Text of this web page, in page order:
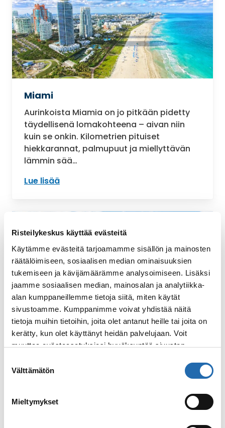
Risteilykeskus käyttää evästeitä
Käytämme evästeitä tarjoamamme sisällön ja mainosten
räätälöimiseen, sosiaalisen median ominaisuuksien
tukemiseen ja kävijämäärämme analysoimiseen. Lisäksi
jaamme sosiaalisen median, mainosalan ja analytiikka-
alan kumppaneillemme tietoja siitä, miten käytät
sivustoamme. Kumppanimme voivat yhdistää näitä
tietoja muihin tietoihin, joita olet antanut heille tai joita on
kerätty, kun olet käyttänyt heidän palvelujaan. Voit
muuttaa evästeasetuksiesi hyväksyntää sivuston
valinta
Välttämätön
Mieltymykset
Miami
Aurinkoista Miamia on jo pitkään pidetty
täydellisenä lomakohteena – aivan niin
kuin se onkin. Kilometrien pituiset
hiekkarannat, palmupuut ja miellyttävän
lämmin sää…
Lue lisää
New York
Kiehtova New York on kaupunki, jossa
elämässään – se tarjoaa matkailijalle
kulttuuria, kokemuksia ja unohtumattomia